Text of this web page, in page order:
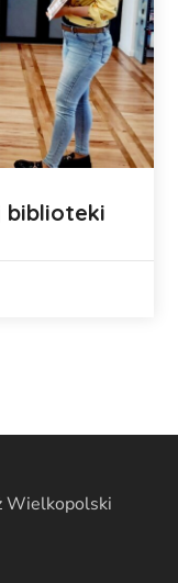
biblioteki
Wielkopolski